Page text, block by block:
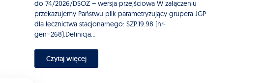
do 74/2026/DSOZ – wersja przejściowa W załączeniu
przekazujemy Państwu plik parametryzujący grupera JGP
dla lecznictwa stacjonarnego: SZP.19.98 (nr-
gen=268).Definicja...
Czytaj więcej